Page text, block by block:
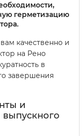
герметизацию
качественно и
на Рено
в
завершения
и